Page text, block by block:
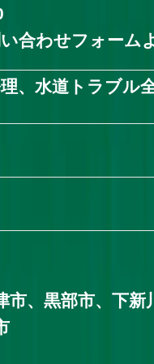
合わせフォーム
、水道トラブル
市、黒部市、下新